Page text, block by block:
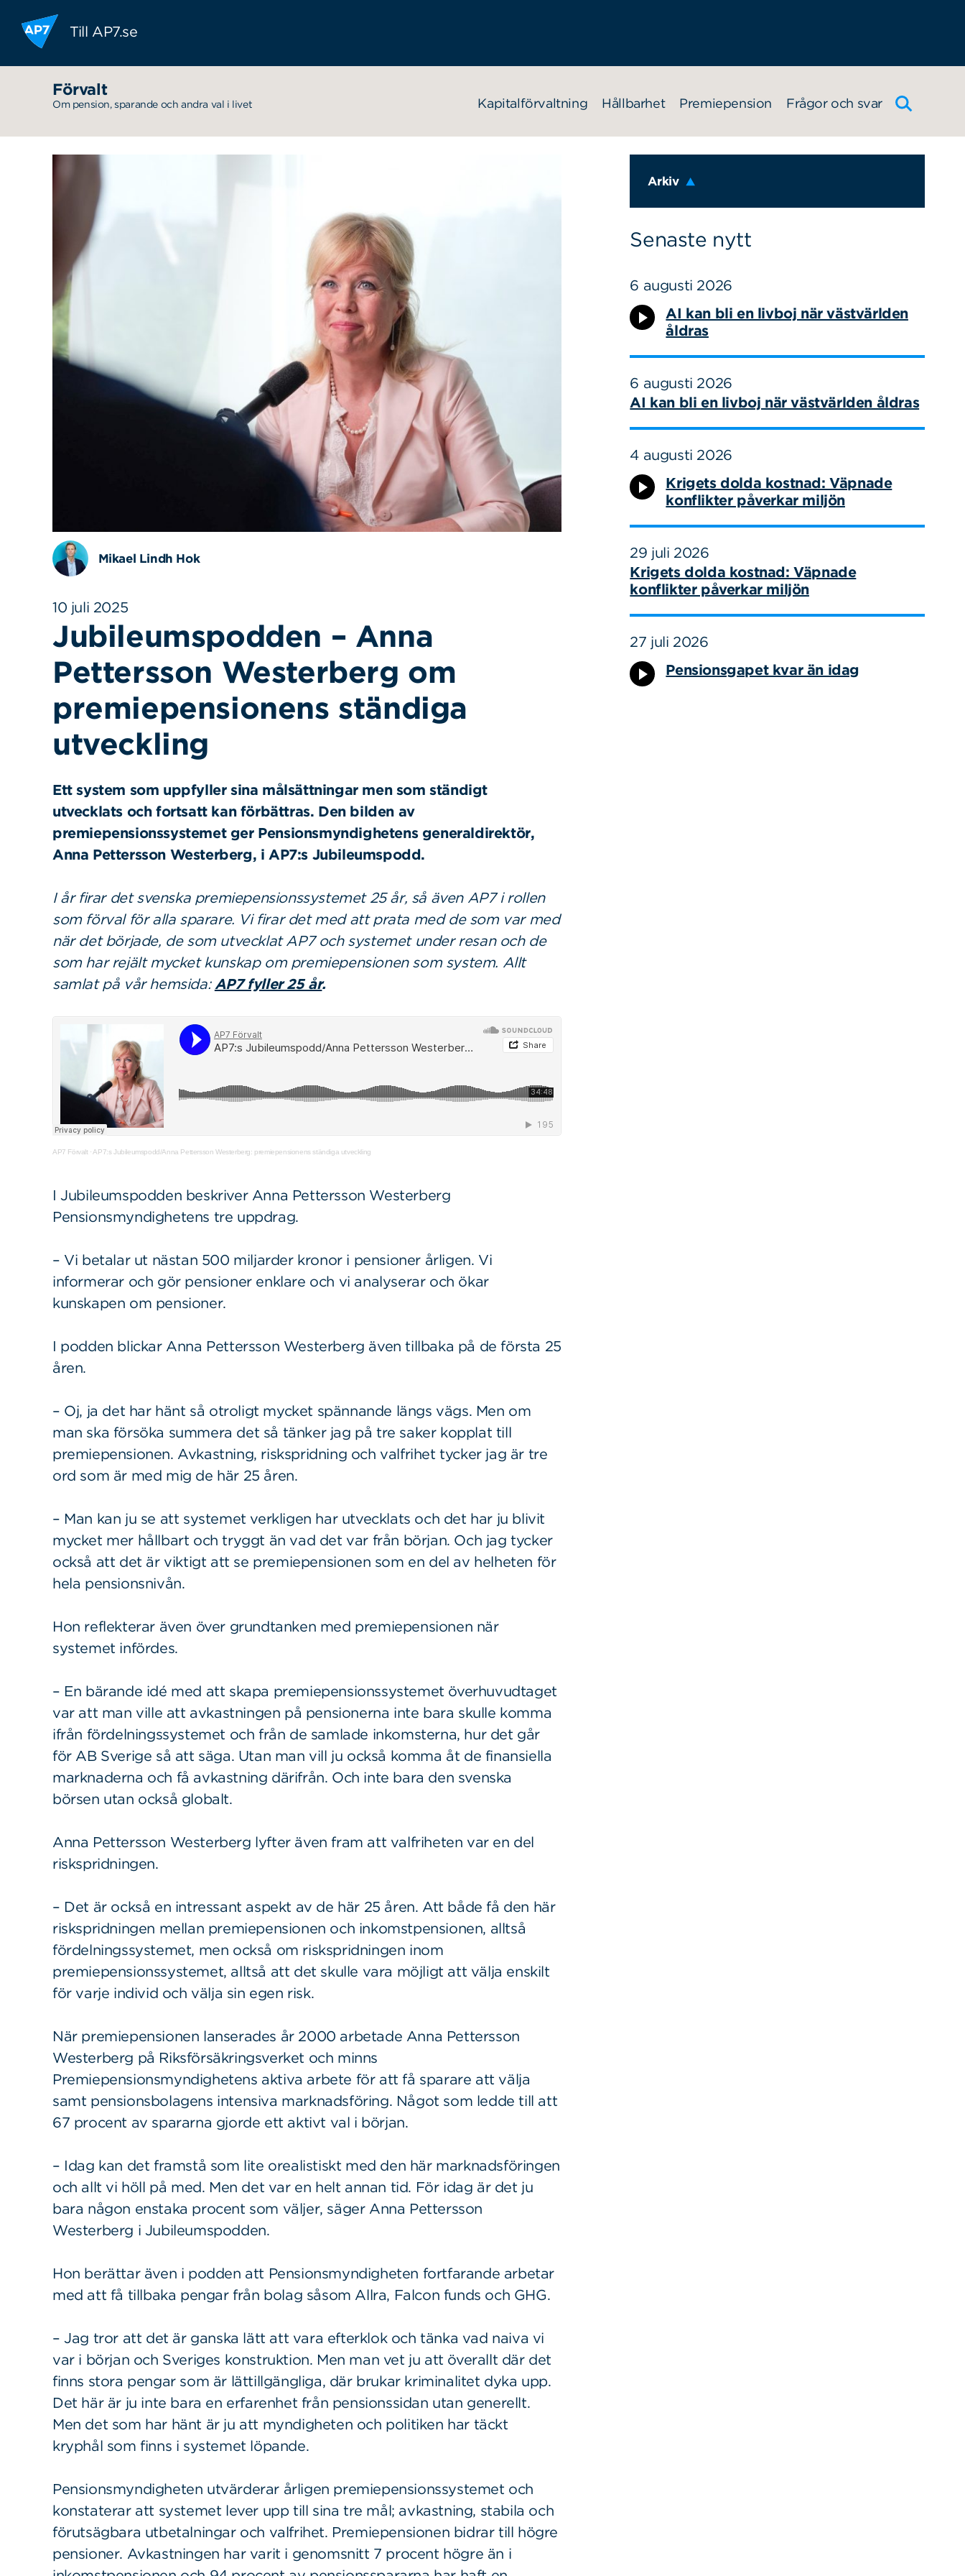
Hoppa till innehållet
Till AP7.se
Förvalt
Om pension, sparande och andra val i livet Kapitalförvaltning Hållbarhet Premiepension Frågor och svar
Arkiv
Senaste nytt
6 augusti 2026
AI kan bli en livboj när västvärlden
åldras
6 augusti 2026
AI kan bli en livboj när västvärlden åldras
4 augusti 2026
Krigets dolda kostnad: Väpnade
konflikter påverkar miljön
29 juli 2026
Krigets dolda kostnad: Väpnade
konflikter påverkar miljön
27 juli 2026
Pensionsgapet kvar än idag
Mikael Lindh Hok
10 juli 2025
Jubileumspodden – Anna
Pettersson Westerberg om
premiepensionens ständiga
utveckling
Ett system som uppfyller sina målsättningar men som ständigt
utvecklats och fortsatt kan förbättras. Den bilden av
premiepensionssystemet ger Pensionsmyndighetens generaldirektör,
Anna Pettersson Westerberg, i AP7:s Jubileumspodd.
I år firar det svenska premiepensionssystemet 25 år, så även AP7 i rollen
som förval för alla sparare. Vi firar det med att prata med de som var med
när det började, de som utvecklat AP7 och systemet under resan och de
som har rejält mycket kunskap om premiepensionen som system. Allt
samlat på vår hemsida: AP7 fyller 25 år.
AP7 Förvalt · AP7:s Jubileumspodd/Anna Pettersson Westerberg: premiepensionens ständiga utveckling
I Jubileumspodden beskriver Anna Pettersson Westerberg
Pensionsmyndighetens tre uppdrag.
– Vi betalar ut nästan 500 miljarder kronor i pensioner årligen. Vi
informerar och gör pensioner enklare och vi analyserar och ökar
kunskapen om pensioner.
I podden blickar Anna Pettersson Westerberg även tillbaka på de första 25
åren.
– Oj, ja det har hänt så otroligt mycket spännande längs vägs. Men om
man ska försöka summera det så tänker jag på tre saker kopplat till
premiepensionen. Avkastning, riskspridning och valfrihet tycker jag är tre
ord som är med mig de här 25 åren.
– Man kan ju se att systemet verkligen har utvecklats och det har ju blivit
mycket mer hållbart och tryggt än vad det var från början. Och jag tycker
också att det är viktigt att se premiepensionen som en del av helheten för
hela pensionsnivån.
Hon reflekterar även över grundtanken med premiepensionen när
systemet infördes.
– En bärande idé med att skapa premiepensionssystemet överhuvudtaget
var att man ville att avkastningen på pensionerna inte bara skulle komma
ifrån fördelningssystemet och från de samlade inkomsterna, hur det går
för AB Sverige så att säga. Utan man vill ju också komma åt de finansiella
marknaderna och få avkastning därifrån. Och inte bara den svenska
börsen utan också globalt.
Anna Pettersson Westerberg lyfter även fram att valfriheten var en del
riskspridningen.
– Det är också en intressant aspekt av de här 25 åren. Att både få den här
riskspridningen mellan premiepensionen och inkomstpensionen, alltså
fördelningssystemet, men också om riskspridningen inom
premiepensionssystemet, alltså att det skulle vara möjligt att välja enskilt
för varje individ och välja sin egen risk.
När premiepensionen lanserades år 2000 arbetade Anna Pettersson
Westerberg på Riksförsäkringsverket och minns
Premiepensionsmyndighetens aktiva arbete för att få sparare att välja
samt pensionsbolagens intensiva marknadsföring. Något som ledde till att
67 procent av spararna gjorde ett aktivt val i början.
– Idag kan det framstå som lite orealistiskt med den här marknadsföringen
och allt vi höll på med. Men det var en helt annan tid. För idag är det ju
bara någon enstaka procent som väljer, säger Anna Pettersson
Westerberg i Jubileumspodden.
Hon berättar även i podden att Pensionsmyndigheten fortfarande arbetar
med att få tillbaka pengar från bolag såsom Allra, Falcon funds och GHG.
– Jag tror att det är ganska lätt att vara efterklok och tänka vad naiva vi
var i början och Sveriges konstruktion. Men man vet ju att överallt där det
finns stora pengar som är lättillgängliga, där brukar kriminalitet dyka upp.
Det här är ju inte bara en erfarenhet från pensionssidan utan generellt.
Men det som har hänt är ju att myndigheten och politiken har täckt
kryphål som finns i systemet löpande.
Pensionsmyndigheten utvärderar årligen premiepensionssystemet och
konstaterar att systemet lever upp till sina tre mål; avkastning, stabila och
förutsägbara utbetalningar och valfrihet. Premiepensionen bidrar till högre
pensioner. Avkastningen har varit i genomsnitt 7 procent högre än i
Sök på sidan:Sök
efter: